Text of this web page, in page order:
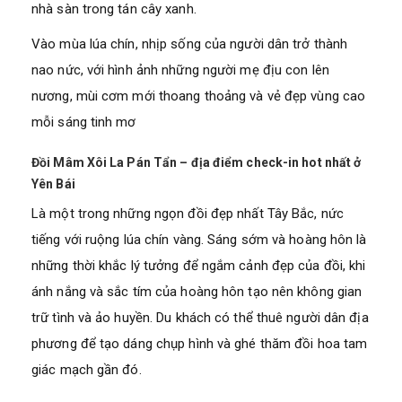
nhà sàn trong tán cây xanh.
Vào mùa lúa chín, nhịp sống của người dân trở thành
nao nức, với hình ảnh những người mẹ địu con lên
nương, mùi cơm mới thoang thoảng và vẻ đẹp vùng cao
mỗi sáng tinh mơ
Đồi Mâm Xôi La Pán Tẩn – địa điểm check-in hot nhất ở
Yên Bái
Là một trong những ngọn đồi đẹp nhất Tây Bắc, nức
tiếng với ruộng lúa chín vàng. Sáng sớm và hoàng hôn là
những thời khắc lý tưởng để ngắm cảnh đẹp của đồi, khi
ánh nắng và sắc tím của hoàng hôn tạo nên không gian
trữ tình và ảo huyền. Du khách có thể thuê người dân địa
phương để tạo dáng chụp hình và ghé thăm đồi hoa tam
giác mạch gần đó.